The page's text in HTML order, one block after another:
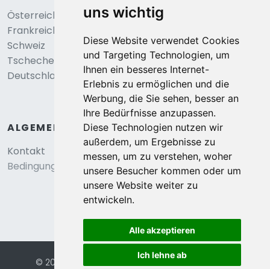
uns wichtig
Diese Website verwendet Cookies
und Targeting Technologien, um
Ihnen ein besseres Internet-
Erlebnis zu ermöglichen und die
Werbung, die Sie sehen, besser an
Ihre Bedürfnisse anzupassen.
Diese Technologien nutzen wir
außerdem, um Ergebnisse zu
messen, um zu verstehen, woher
unsere Besucher kommen oder um
unsere Website weiter zu
entwickeln.
Alle akzeptieren
Ich lehne ab
Österreich
Frankreich
Schweiz
Tschechei
Deutschland
ALGEMEIN
Kontakt
Bedingungen und konditionen
© 2026 Eurochalets | Website von FalcoTravel